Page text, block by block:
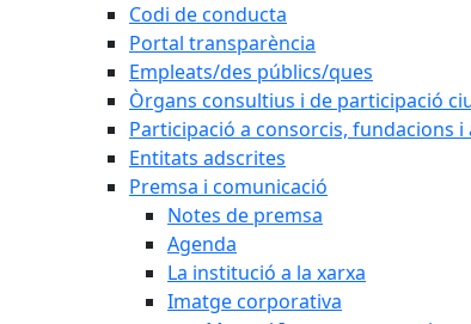
Codi de conducta
Portal transparència
Empleats/des públics/ques
Òrgans consultius i de participació
Participació a consorcis, fundacions
Entitats adscrites
Premsa i comunicació
Notes de premsa
Agenda
La institució a la xarxa
Imatge corporativa